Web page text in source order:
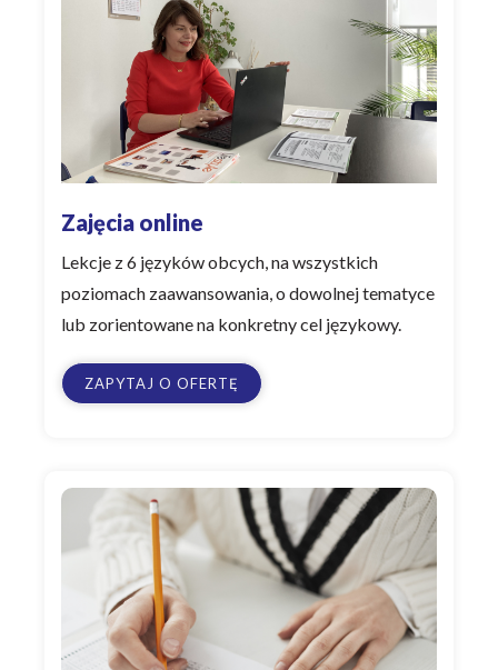
Zajęcia online
Lekcje z 6 języków obcych, na wszystkich
poziomach zaawansowania, o dowolnej tematyce
lub zorientowane na konkretny cel językowy.
ZAPYTAJ O OFERTĘ